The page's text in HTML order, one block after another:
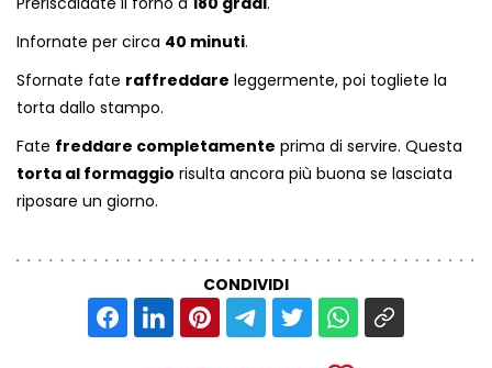
Infornate per circa 40 minuti.
Sfornate fate raffreddare leggermente, poi togliete la
torta dallo stampo.
Fate freddare completamente prima di servire. Questa
torta al formaggio risulta ancora più buona se lasciata
riposare un giorno.
CONDIVIDI